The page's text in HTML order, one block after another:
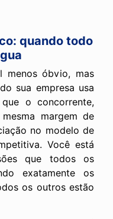
quando todo
menos óbvio, mas
sua empresa usa
o concorrente,
margem de
no modelo de
Você está
que todos os
exatamente os
os outros estão